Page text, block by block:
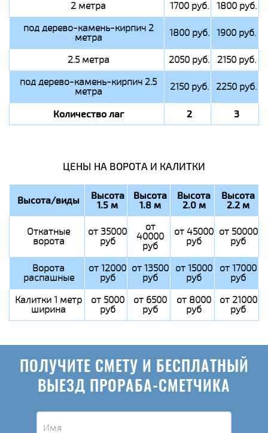
2 метра 1700 руб.
1800 руб.
под дерево-камень-кирпич 2
метра 1800 руб. 1900 руб.
2.5 метра 2050 руб.
2150 руб.
под дерево-камень-кирпич 2.5
метра 2150 руб. 2250 руб.
Количество лаг 2 3
ЦЕНЫ НА ВОРОТА И КАЛИТКИ
Высота/виды Высота
1.5 м
Высота
1.8 м
Высота
2.0 м
Высота
2.2 м
Откатные
ворота
от 35000
руб
от
40000
руб
от 45000
руб
от 50000
руб
Ворота
распашные
от 12000
руб
от 13500
руб
от 15000
руб
от 17000
руб
Калитки 1 метр
ширина
от 5000
руб
от 6500
руб
от 8000
руб
от 21000
руб
ПОЛУЧИТЕ СМЕТУ И БЕСПЛАТНЫЙ
ВЫЕЗД ПРОРАБА-СМЕТЧИКА